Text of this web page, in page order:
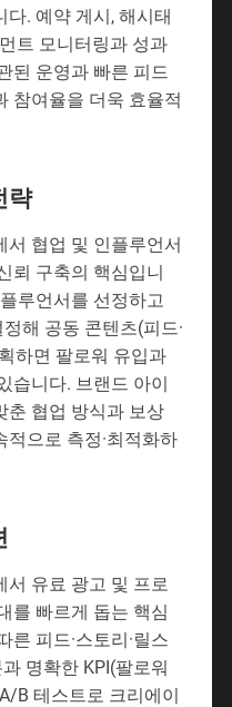
. 예약 게시, 해시태
트 모니터링과 성과
된 운영과 빠른 피드
참여율을 더욱 효율적
략
서 협업 및 인플루언서
뢰 구축의 핵심입니
루언서를 선정하고
해 공동 콘텐츠(피드·
하면 팔로워 유입과
습니다. 브랜드 아이
춘 협업 방식과 보상
으로 측정·최적화하
서 유료 광고 및 프로
를 빠르게 돕는 핵심
른 피드·스토리·릴스
명확한 KPI(팔로워
B 테스트로 크리에이